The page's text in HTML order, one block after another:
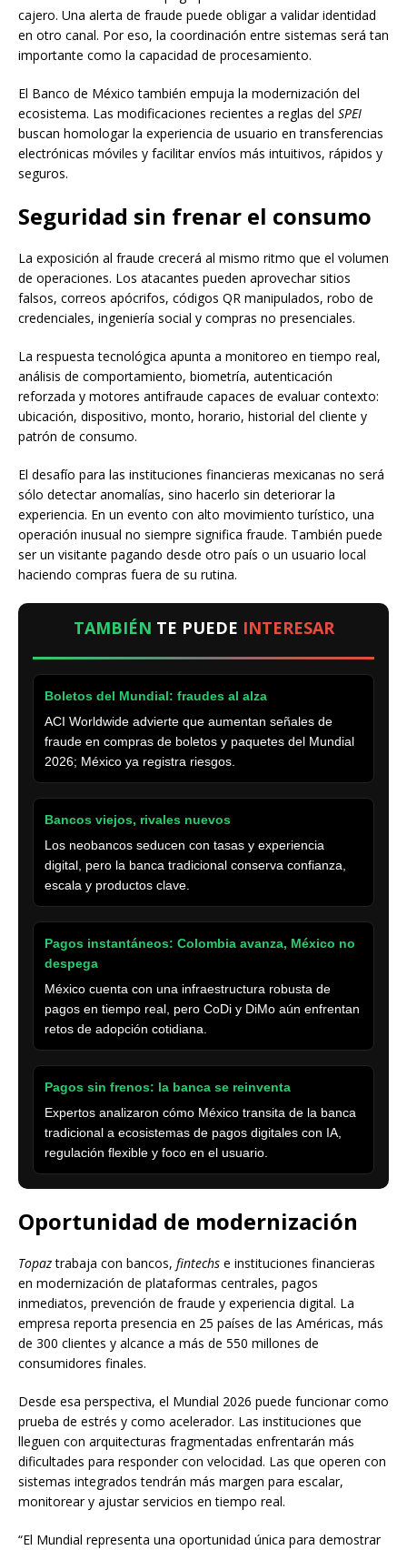
cajero. Una alerta de fraude puede obligar a validar identidad
en otro canal. Por eso, la coordinación entre sistemas será tan
importante como la capacidad de procesamiento.
El Banco de México también empuja la modernización del
ecosistema. Las modificaciones recientes a reglas del SPEI
buscan homologar la experiencia de usuario en transferencias
electrónicas móviles y facilitar envíos más intuitivos, rápidos y
seguros.
Seguridad sin frenar el consumo
La exposición al fraude crecerá al mismo ritmo que el volumen
de operaciones. Los atacantes pueden aprovechar sitios
falsos, correos apócrifos, códigos QR manipulados, robo de
credenciales, ingeniería social y compras no presenciales.
La respuesta tecnológica apunta a monitoreo en tiempo real,
análisis de comportamiento, biometría, autenticación
reforzada y motores antifraude capaces de evaluar contexto:
ubicación, dispositivo, monto, horario, historial del cliente y
patrón de consumo.
El desafío para las instituciones financieras mexicanas no será
sólo detectar anomalías, sino hacerlo sin deteriorar la
experiencia. En un evento con alto movimiento turístico, una
operación inusual no siempre significa fraude. También puede
ser un visitante pagando desde otro país o un usuario local
haciendo compras fuera de su rutina.
TAMBIÉN TE PUEDE INTERESAR
Boletos del Mundial: fraudes al alza
ACI Worldwide advierte que aumentan señales de
fraude en compras de boletos y paquetes del Mundial
2026; México ya registra riesgos.
Bancos viejos, rivales nuevos
Los neobancos seducen con tasas y experiencia
digital, pero la banca tradicional conserva confianza,
escala y productos clave.
Pagos instantáneos: Colombia avanza, México no
despega
México cuenta con una infraestructura robusta de
pagos en tiempo real, pero CoDi y DiMo aún enfrentan
retos de adopción cotidiana.
Pagos sin frenos: la banca se reinventa
Expertos analizaron cómo México transita de la banca
tradicional a ecosistemas de pagos digitales con IA,
regulación flexible y foco en el usuario.
Oportunidad de modernización
Topaztrabaja con bancos, fintechs e instituciones financieras
en modernización de plataformas centrales, pagos
inmediatos, prevención de fraude y experiencia digital. La
empresa reporta presencia en 25 países de las Américas, más
de 300 clientes y alcance a más de 550 millones de
consumidores finales.
Desde esa perspectiva, el Mundial 2026 puede funcionar como
prueba de estrés y como acelerador. Las instituciones que
lleguen con arquitecturas fragmentadas enfrentarán más
dificultades para responder con velocidad. Las que operen con
sistemas integrados tendrán más margen para escalar,
monitorear y ajustar servicios en tiempo real.
“El Mundial representa una oportunidad única para demostrar